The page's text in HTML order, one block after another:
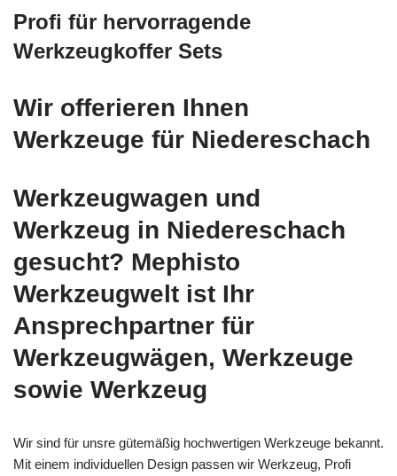
Profi für hervorragende
Werkzeugkoffer Sets
Wir offerieren Ihnen
Werkzeuge für Niedereschach
Werkzeugwagen und
Werkzeug in Niedereschach
gesucht? Mephisto
Werkzeugwelt ist Ihr
Ansprechpartner für
Werkzeugwägen, Werkzeuge
sowie Werkzeug
Wir sind für unsre gütemäßig hochwertigen Werkzeuge bekannt.
Mit einem individuellen Design passen wir Werkzeug, Profi